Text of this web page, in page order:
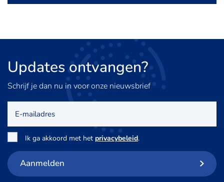
Updates ontvangen?
Schrijf je dan nu in voor onze nieuwsbrief
mailadres
Toestemming
Ik ga akkoord met het privacybeleid.
Aanmelden